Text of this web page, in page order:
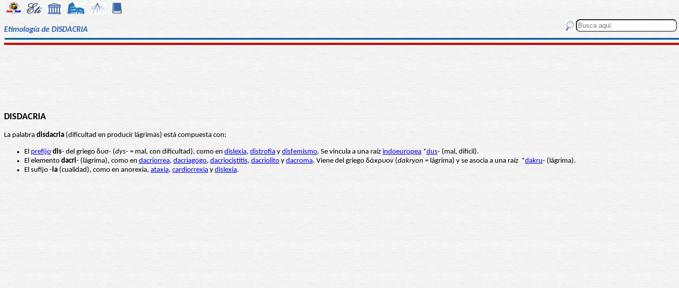
Etimología de DISDACRIA
DISDACRIA
La palabra disdacria (dificultad en producir lágrimas) está compuesta con:
El prefijo dis- del griego δυσ- (dys- = mal, con dificultad), como en dislexia, distrofia y disfemismo. Se vincula a una raíz indoeuropea *dus- (mal, difícil).
El elemento dacri- (lágrima), como en dacriorrea, dacriagogo, dacriocistitis, dacriolito y dacroma. Viene del griego δάκρυον (dakryon = lágrima) y se asocia a una raíz *dakru- (lágrima).
El sufijo -ia (cualidad), como en anorexia, ataxia, cardiorrexia y dislexia.